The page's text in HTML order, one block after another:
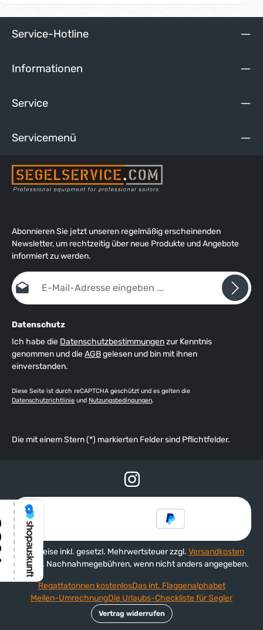
Service-Hotline
Informationen
Service
Servicemenü
Abonnieren Sie jetzt unseren regelmäßig erscheinenden
Newsletter, um rechtzeitig über neue Produkte und Angebote
informiert zu werden.
E-Mail-Adresse*
Datenschutz
Ich habe die Datenschutzbestimmungenzur Kenntnis
genommen und dieAGBgelesen und bin mit ihnen
einverstanden.
Diese Seite ist durch reCAPTCHA geschützt und es gelten die
Datenschutzrichtlinie und Nutzungsbedingungen.
Die mit einem Stern (*) markierten Felder sind Pflichtfelder.
Alle Preise inkl. gesetzl. Mehrwertsteuer zzgl. Versandkosten
und ggf. Nachnahmegebühren, wenn nicht anders angegeben.
Regattatonnen kostenlosDas int. Flaggenalphabet
Meilen-UmrechnungDie Urlaubs-Checkliste für Segler
Vertrag widerrufen